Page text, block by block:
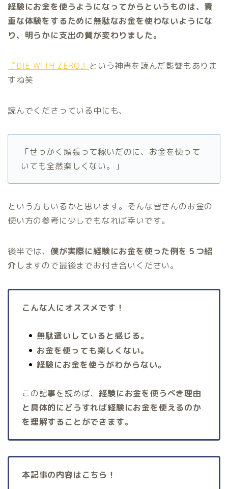
経験にお金を使うようになってからというものは、貴
重な体験をするために無駄なお金を使わないようにな
り、明らかに支出の質が変わりました。
『DIE WITH ZERO』 という神書を読んだ影響もありま
すね笑
読んでくださっている中にも、
「せっかく頑張って稼いだのに、お金を使って
いても全然楽しくない。」
という方もいるかと思います。そんな皆さんのお金の
使い方の参考に少しでもなれば幸いです。
後半では、 僕が実際に経験にお金を使った例を５つ紹
介しますので最後までお付き合いください。
こんな人にオススメです！
無駄遣いしていると感じる。
お金を使っても楽しくない。
経験にお金を使うがわからない。
この記事を読めば、経験にお金を使うべき理由
と具体的にどうすれば経験にお金を使えるのか
を理解することができます。
本記事の内容はこちら！